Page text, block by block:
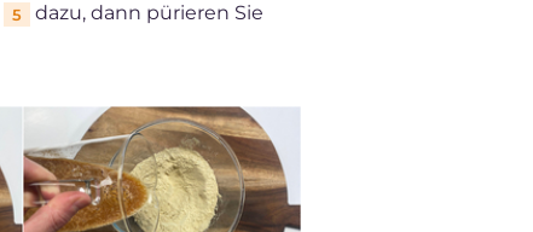
5
dazu, dann pürieren Sie